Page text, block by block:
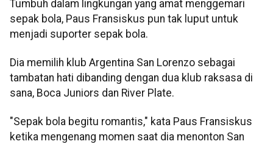
Tumbuh dalam lingkungan yang amat menggemari
sepak bola, Paus Fransiskus pun tak luput untuk
menjadi suporter sepak bola.
Dia memilih klub Argentina San Lorenzo sebagai
tambatan hati dibanding dengan dua klub raksasa di
sana, Boca Juniors dan River Plate.
"Sepak bola begitu romantis," kata Paus Fransiskus
ketika mengenang momen saat dia menonton San